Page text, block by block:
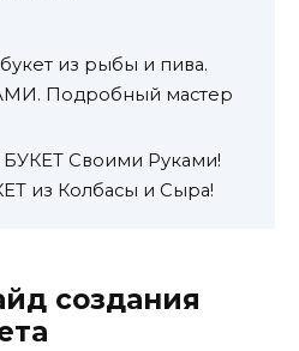
из рыбы и пива.
Подробный мастер
Своими Руками!
из Колбасы и Сыра!
создания